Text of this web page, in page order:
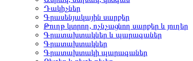
Դակիչներ
Գրասենյակային սարքեր
Թուղթ կտրող, ոչնչացնող սարքեր և յուղեր
Գրատախտակներ և պարագաներ
Գրատախտակներ
Գրատախտակի պարագաներ